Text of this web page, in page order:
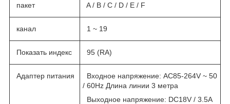
пакет A / B / C / D / E / F
канал 1 ~ 19
Показать индекс 95 (RA)
Адаптер питания
Входное напряжение: AC85-264V ~ 50
/ 60Hz Длина линии 3 метра
Выходное напряжение: DC18V / 3.5A